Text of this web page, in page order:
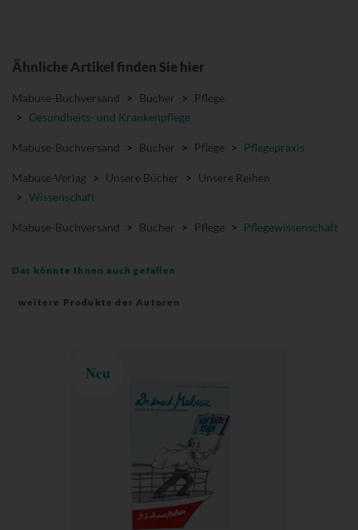
Ähnliche Artikel finden Sie hier
Mabuse-Buchversand > Bücher >
Pflege
> Gesundheits- und Krankenpflege
Mabuse-Buchversand > Bücher > Pflege > Pflegepraxis
Mabuse-Verlag > Unsere Bücher > Unsere Reihen
> Wissenschaft
Mabuse-Buchversand > Bücher > Pflege > Pflegewissenschaft
Das könnte Ihnen auch gefallen
weitere Produkte der Autoren
Neu